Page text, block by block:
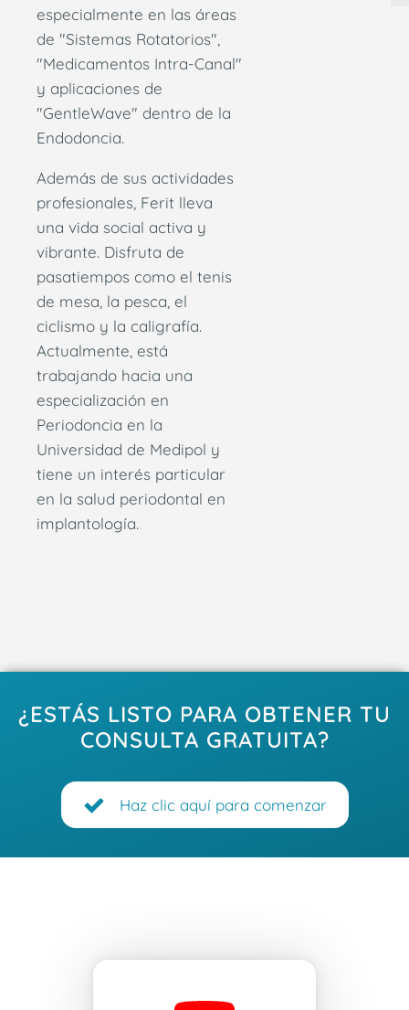
especialmente en las áreas
de "Sistemas Rotatorios",
"Medicamentos Intra-Canal"
y aplicaciones de
"GentleWave" dentro de la
Endodoncia.
Además de sus actividades
profesionales, Ferit lleva
una vida social activa y
vibrante. Disfruta de
pasatiempos como el tenis
de mesa, la pesca, el
ciclismo y la caligrafía.
Actualmente, está
trabajando hacia una
especialización en
Periodoncia en la
Universidad de Medipol y
tiene un interés particular
en la salud periodontal en
implantología.
¿ESTÁS LISTO PARA OBTENER TU
CONSULTA GRATUITA?
Haz clic aquí para comenzar